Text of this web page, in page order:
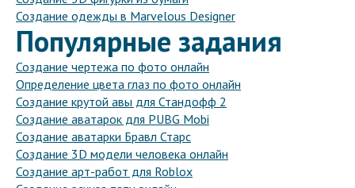
Создание одежды в Marvelous Designer
Популярные задания
Создание чертежа по фото онлайн
Определение цвета глаз по фото онлайн
Создание крутой авы для Стандофф 2
Создание аватарок для PUBG Mobi
Создание аватарки Бравл Старс
Создание 3D модели человека онлайн
Создание арт-работ для Roblox